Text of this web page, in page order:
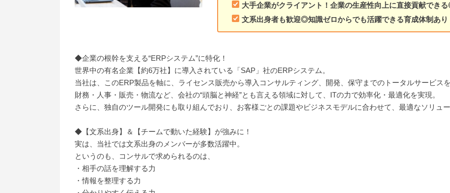
大手企業がクライアント！企業の生産性向上に直接貢献でき
文系出身者も歓迎◎知識ゼロからでも活躍できる育成体制あり
◆企業の根幹を支える“ERPシステム”に特化！
世界中の有名企業【約6万社】に導入されている「SAP」社のERPシステム。
当社は、このERP製品を軸に、ライセンス販売から導入コンサルティング、開発、保守までのトータルサービス
財務・人事・販売・物流など、会社の“頭脳と神経”とも言える領域に対して、ITの力で効率化・最適化を実現。
さらに、独自のツール開発にも取り組んでおり、お客様ごとの課題やビジネスモデルに合わせて、最適なソリュ
◆【文系出身】＆【チームで動いた経験】が強みに！
実は、当社では文系出身のメンバーが多数活躍中。
というのも、コンサルで求められるのは、
・相手の話を理解する力
・情報を整理する力